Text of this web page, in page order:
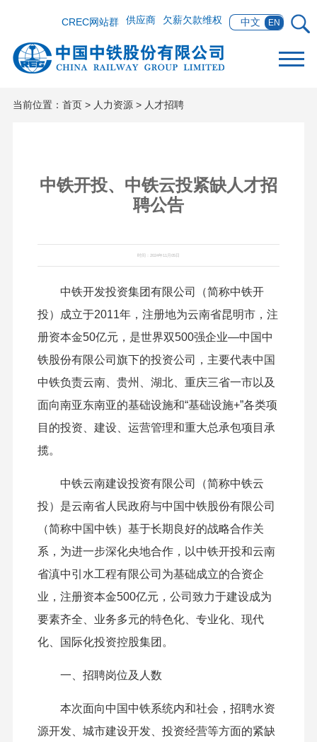
中文 EN
欠薪欠款维权
供应商
CREC网站群
当前位置： 首页> 人力资源> 人才招聘
中铁开投、中铁云投紧缺人才招
聘公告
时间：2024年11月05日
中铁开发投资集团有限公司（简称中铁开
投）成立于2011年，注册地为云南省昆明市，注
册资本金50亿元，是世界双500强企业—中国中
铁股份有限公司旗下的投资公司，主要代表中国
中铁负责云南、贵州、湖北、重庆三省一市以及
面向南亚东南亚的基础设施和“基础设施+”各类项
目的投资、建设、运营管理和重大总承包项目承
揽。
中铁云南建设投资有限公司（简称中铁云
投）是云南省人民政府与中国中铁股份有限公司
（简称中国中铁）基于长期良好的战略合作关
系，为进一步深化央地合作，以中铁开投和云南
省滇中引水工程有限公司为基础成立的合资企
业，注册资本金500亿元，公司致力于建设成为
要素齐全、业务多元的特色化、专业化、现代
化、国际化投资控股集团。
一、招聘岗位及人数
本次面向中国中铁系统内和社会，招聘水资
源开发、城市建设开发、投资经营等方面的紧缺